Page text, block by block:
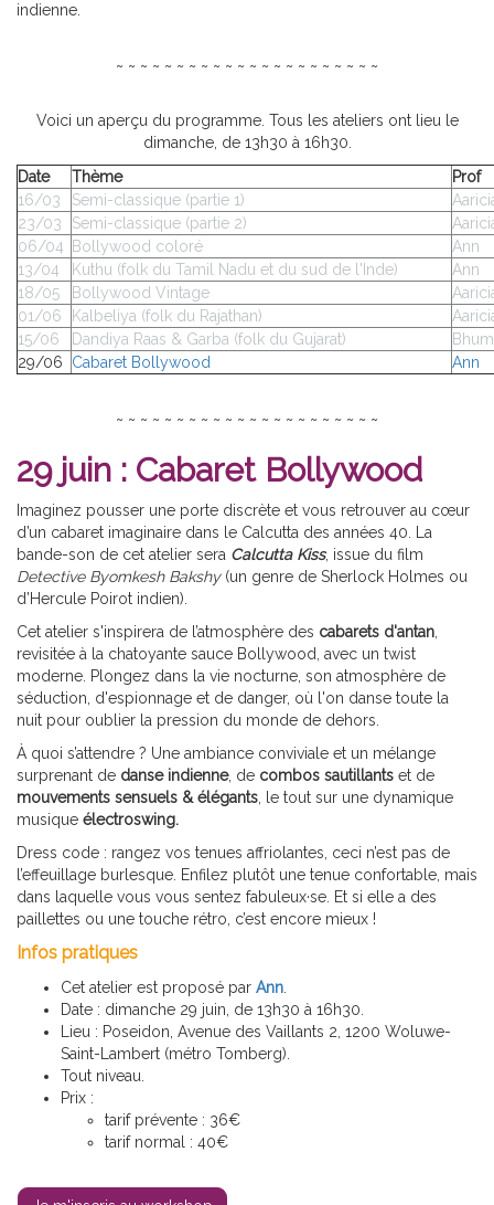
indienne.
~ ~ ~ ~ ~ ~ ~ ~ ~ ~ ~ ~ ~ ~ ~ ~ ~ ~ ~ ~ ~ ~
Voici un aperçu du programme. Tous les ateliers ont lieu le
dimanche, de 13h30 à 16h30.
Date
Thème
Prof
16/03
Semi-classique (partie 1)
23/03
Semi-classique (partie 2)
06/04
Bollywood coloré
Ann
13/04
Kuthu (folk du Tamil Nadu et du sud de l'Inde)
Ann
18/05
Bollywood Vintage
01/06
Kalbeliya (folk du Rajathan)
15/06
Dandiya Raas & Garba (folk du Gujarat)
29/06
Cabaret Bollywood Ann
~ ~ ~ ~ ~ ~ ~ ~ ~ ~ ~ ~ ~ ~ ~ ~ ~ ~ ~ ~ ~ ~
29 juin : Cabaret Bollywood
Imaginez pousser une porte discrète et vous retrouver au cœur
d’un cabaret imaginaire dans le Calcutta des années 40. La
bande-son de cet atelier sera Calcutta Kiss, issue du film
Detective Byomkesh Bakshy(un genre de Sherlock Holmes ou
d’Hercule Poirot indien).
Cet atelier s'inspirera de l’atmosphère des cabarets d'antan
revisitée à la chatoyante sauce Bollywood, avec un twist
moderne. Plongez dans la vie nocturne, son atmosphère de
séduction, d'espionnage et de danger, où l'on danse toute la
nuit pour oublier la pression du monde de dehors.
À quoi s’attendre ? Une ambiance conviviale et un mélange
surprenant de danse indienne, de combos sautillants et de
mouvements sensuels & élégants , le tout sur une dynamique
musique électroswing.
Dress code : rangez vos tenues affriolantes, ceci n’est pas de
l’effeuillage burlesque. Enfilez plutôt une tenue confortable, mais
dans laquelle vous vous sentez fabuleux·se. Et si elle a des
paillettes ou une touche rétro, c’est encore mieux !
Infos pratiques
Cet atelier est proposé par Ann
Date : dimanche 29 juin, de 13h30 à 16h30.
Lieu : Poseidon, Avenue des Vaillants 2, 1200 Woluwe-
Saint-Lambert (métro Tomberg).
Tout niveau.
Prix :
tarif prévente : 36€
tarif normal : 40€